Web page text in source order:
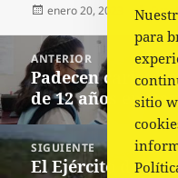
Publicado
enero 20, 2023 Autor
Navegación
entradas
ANTERIOR
Entrada
anterior:
Padecen caries
de 12 años en
SIGUIENTE
Siguiente
El Ejército
para
sitio